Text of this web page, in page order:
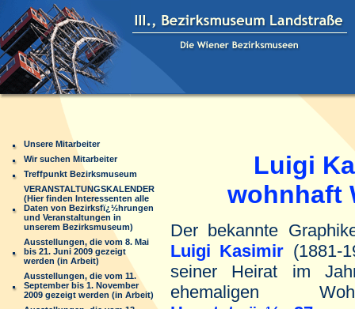
Unsere Mitarbeiter
Wir suchen Mitarbeiter
Treffpunkt Bezirksmuseum
VERANSTALTUNGSKALENDER
(Hier finden Interessenten alle
Daten von Bezirksfï¿½hrungen
und Veranstaltungen in
unserem Bezirksmuseum)
Ausstellungen, die vom 8. Mai
bis 21. Juni 2009 gezeigt
werden (in Arbeit)
Ausstellungen, die vom 11.
September bis 1. November
2009 gezeigt werden (in Arbeit)
Luigi
wohnhaft
Der bekannte
Luigi Kasimir (1881-
seiner Heirat im
ehemaligen